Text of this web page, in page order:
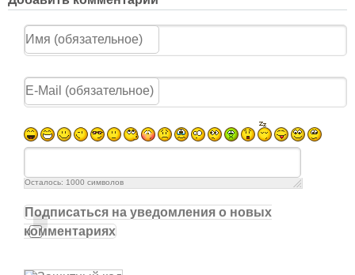
Осталось: 1000 символов
Подписаться на уведомления о новых
комментариях